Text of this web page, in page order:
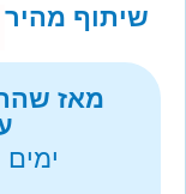
שיתוף מהיר
מאז
ימים